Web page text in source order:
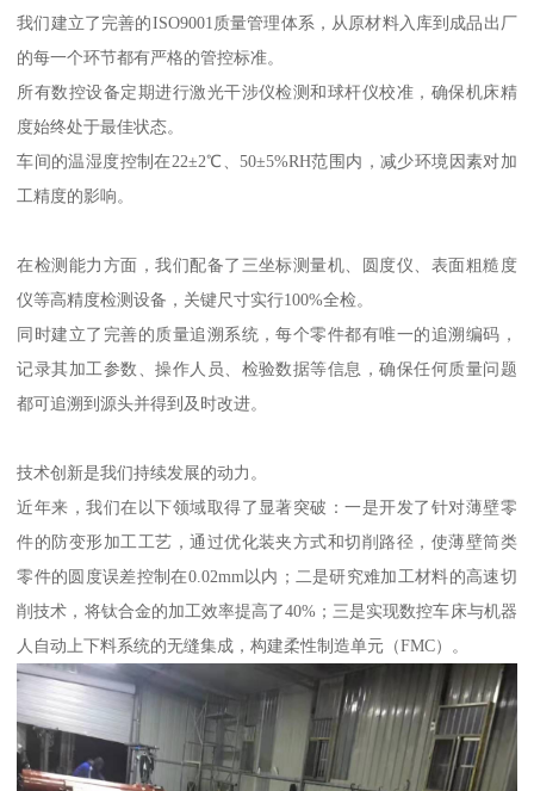
我们建立了完善的ISO9001质量管理体系，从原材料入库到成品出厂
的每一个环节都有严格的管控标准。
所有数控设备定期进行激光干涉仪检测和球杆仪校准，确保机床精
度始终处于最佳状态。
车间的温湿度控制在22±2℃、50±5%RH范围内，减少环境因素对加
工精度的影响。
在检测能力方面，我们配备了三坐标测量机、圆度仪、表面粗糙度
仪等高精度检测设备，关键尺寸实行100%全检。
同时建立了完善的质量追溯系统，每个零件都有唯一的追溯编码，
记录其加工参数、操作人员、检验数据等信息，确保任何质量问题
都可追溯到源头并得到及时改进。
技术创新是我们持续发展的动力。
近年来，我们在以下领域取得了显著突破：一是开发了针对薄壁零
件的防变形加工工艺，通过优化装夹方式和切削路径，使薄壁筒类
零件的圆度误差控制在0.02mm以内；二是研究难加工材料的高速切
削技术，将钛合金的加工效率提高了40%；三是实现数控车床与机器
人自动上下料系统的无缝集成，构建柔性制造单元（FMC）。